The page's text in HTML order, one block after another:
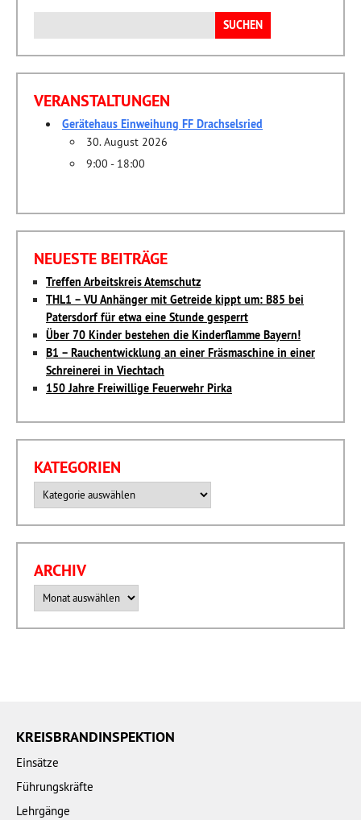
nach:
VERANSTALTUNGEN
Gerätehaus Einweihung FF Drachselsried
30. August 2026
9:00 - 18:00
NEUESTE BEITRÄGE
Treffen Arbeitskreis Atemschutz
THL1 – VU Anhänger mit Getreide kippt um: B85 bei
Patersdorf für etwa eine Stunde gesperrt
Über 70 Kinder bestehen die Kinderflamme Bayern!
B1 – Rauchentwicklung an einer Fräsmaschine in einer
Schreinerei in Viechtach
150 Jahre Freiwillige Feuerwehr Pirka
KATEGORIEN
ARCHIV
KREISBRANDINSPEKTION
Einsätze
Führungskräfte
Lehrgänge